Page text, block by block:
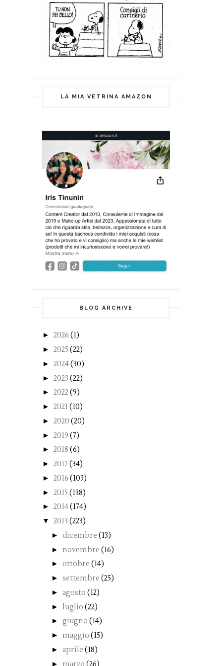
LA MIA VETRINA AMAZON
BLOG ARCHIVE
► 2026 (1)
► 2025 (22)
► 2024(30)
► 2023 (22)
► 2022(9)
► 2021(10)
► 2020 (20)
► 2019 (7)
► 2018 (6)
► 2017 (34)
► 2016 (103)
► 2015 (138)
► 2014(174)
▼ 2013 (223)
► dicembre (13)
► novembre (16)
► ottobre (14)
► settembre (25)
► agosto (12)
► luglio (22)
► giugno (14)
► maggio (15)
► aprile (18)
► marzo (26)